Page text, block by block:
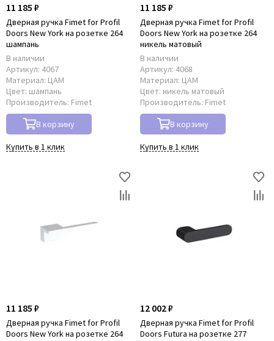
11 185 ₽
Дверная ручка Fimet for Рrofil
Doors New York на розетке 264
шампань
В наличии
Артикул: 4067
Материал: ЦАМ
Цвет: шампань
Производитель: Fimet
В корзину
Купить в 1 клик
11 185 ₽
Дверная ручка Fimet for Рrofil
Doors New York на розетке 264
никель матовый
В наличии
Артикул: 4068
Материал: ЦАМ
Цвет: никель матовый
Производитель: Fimet
В корзину
Купить в 1 клик
11 185 ₽
Дверная ручка Fimet for Рrofil
Doors New York на розетке 264
12 002 ₽
Дверная ручка Fimet for Рrofil
Doors Futura на розетке 277